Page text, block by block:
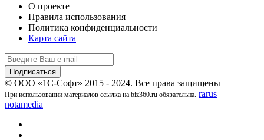
О проекте
Правила использования
Политика конфиденциальности
Карта сайта
© ООО «1С-Софт» 2015 - 2024. Все права защищены
При использовании материалов ссылка на biz360.ru обязательна. rarus
notamedia